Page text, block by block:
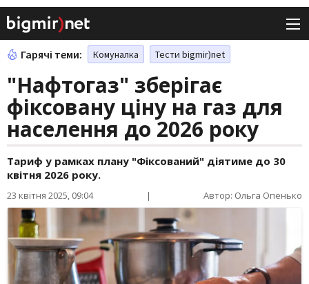
Гарячі теми: Комуналка Тести bigmir)net
"Нафтогаз" зберігає
фіксовану ціну на газ для
населення до 2026 року
Тариф у рамках плану "Фіксований" діятиме до 30
квітня 2026 року.
23 квітня 2025, 09:04 | Автор: Ольга Опенько